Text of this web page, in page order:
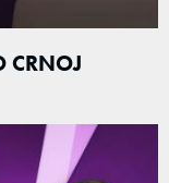
CRNOJ